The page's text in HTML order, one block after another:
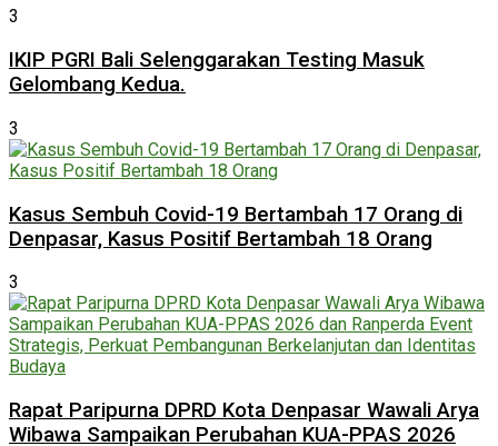
3
IKIP PGRI Bali Selenggarakan Testing Masuk
Gelombang Kedua.
3
Kasus Sembuh Covid-19 Bertambah 17 Orang di
Denpasar, Kasus Positif Bertambah 18 Orang
3
Rapat Paripurna DPRD Kota Denpasar Wawali Arya
Wibawa Sampaikan Perubahan KUA-PPAS 2026